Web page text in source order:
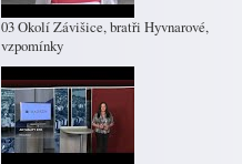
03 Okolí Závišice, bratři Hyvnarové,
vzpomínky